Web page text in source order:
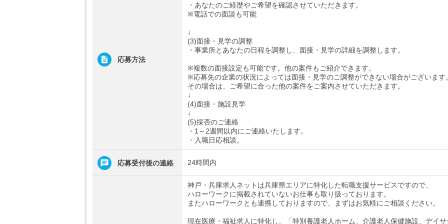
応募方法
・あなたのご経歴やご希望を確認させていただきます。
※電話での面談も可能
↓
(3)面接・見学の調整
・事業所とあなたの日程を調整し、面接・見学の詳細を調整します。
※複数の面接設定も可能です。他の案件もご紹介できます。
※応募先の企業の状況によっては面接・見学のご調整ができない場合がございます。
その場合は、ご希望に合った他の案件をご案内させていただきます。
↓
(4)面接・施設見学
↓
(5)採否のご連絡
・1～2週間以内にご連絡いたします。
・入職日応相談。
応募受付後の連絡 24時間内
神戸・兵庫求人ネットは兵庫県エリアに特化した転職支援サービスですので、
ハローワークに掲載されていないお仕事も取り扱っております。
またハローワークとも連携しておりますので、まずはお気軽にご相談ください。
現在医療・福祉求人に特化し、「特別養護老人ホーム、介護老人保健施設、デイサ